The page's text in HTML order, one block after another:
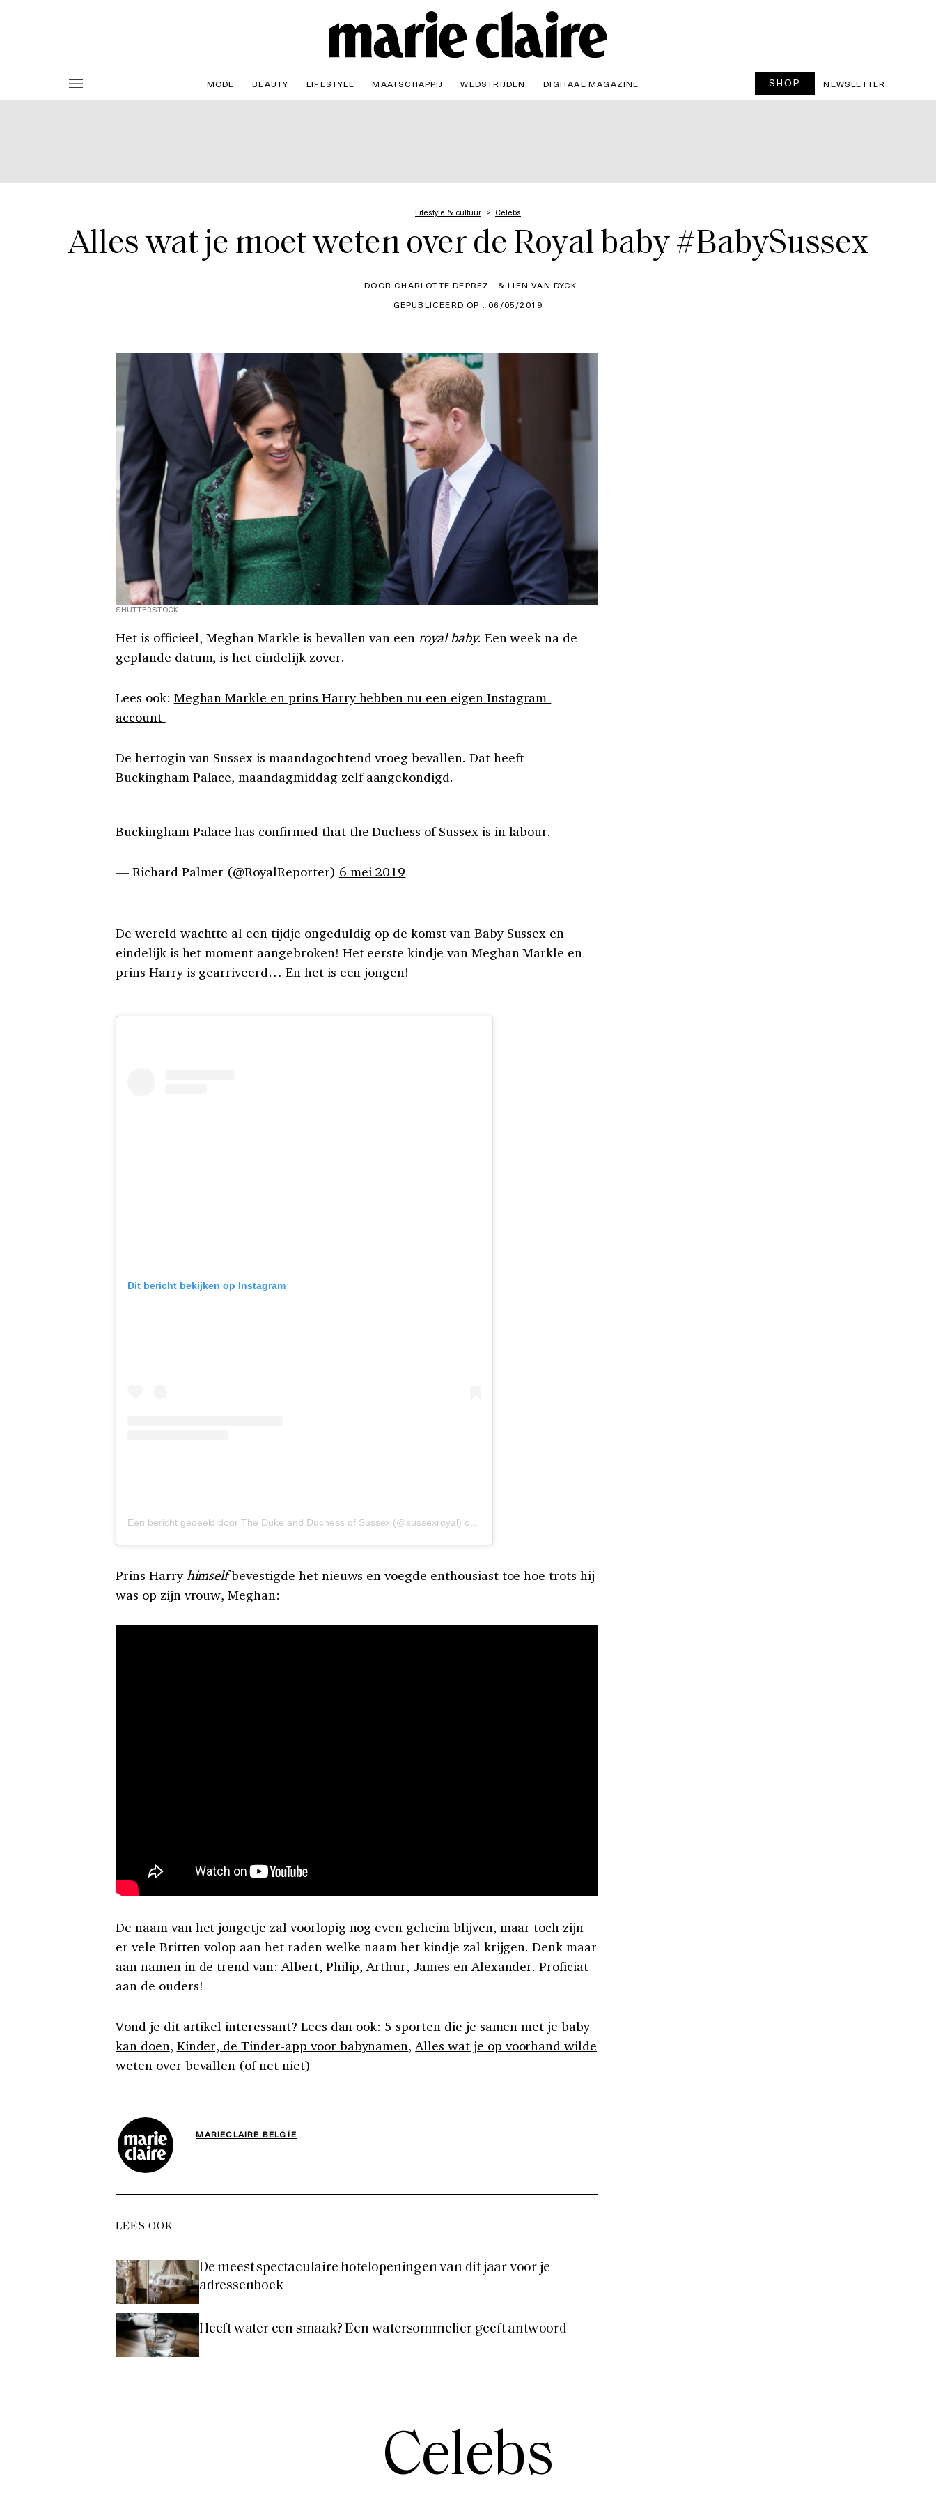
MODE BEAUTY LIFESTYLE MAATSCHAPPIJ WEDSTRIJDEN DIGITAAL MAGAZINE SHOP NEWSLETTER
Lifestyle & cultuur Celebs
Alles wat je moet weten over de Royal baby #BabySussex
DOOR CHARLOTTE DEPREZ
& LIEN VAN DYCK
GEPUBLICEERD OP : 06/05/2019
SHUTTERSTOCK
Het is officieel, Meghan Markle is bevallen van een royal baby. Een week na de
geplande datum, is het eindelijk zover.
Lees ook: Meghan Markle en prins Harry hebben nu een eigen Instagram-
account
De hertogin van Sussex is maandagochtend vroeg bevallen. Dat heeft
Buckingham Palace, maandagmiddag zelf aangekondigd.
Buckingham Palace has confirmed that the Duchess of Sussex is in labour.
— Richard Palmer (@RoyalReporter) 6 mei 2019
De wereld wachtte al een tijdje ongeduldig op de komst van Baby Sussex en
eindelijk is het moment aangebroken! Het eerste kindje van Meghan Markle en
prins Harry is gearriveerd… En het is een jongen!
Dit bericht bekijken op Instagram
Een bericht gedeeld door The Duke and Duchess of Sussex (@sussexroyal) op
Prins Harry himselfbevestigde het nieuws en voegde enthousiast toe hoe trots hij
was op zijn vrouw, Meghan:
De naam van het jongetje zal voorlopig nog even geheim blijven, maar toch zijn
er vele Britten volop aan het raden welke naam het kindje zal krijgen. Denk maar
aan namen in de trend van: Albert, Philip, Arthur, James en Alexander. Proficiat
aan de ouders!
Vond je dit artikel interessant? Lees dan ook: 5 sporten die je samen met je baby
kan doen, Kinder, de Tinder-app voor babynamen,Alles wat je op voorhand wilde
weten over bevallen (of net niet)
MARIECLAIRE BELGÏE
LEES OOK
De meest spectaculaire hotelopeningen van dit jaar voor je
adressenboek
Heeft water een smaak? Een watersommelier geeft antwoord
Celebs